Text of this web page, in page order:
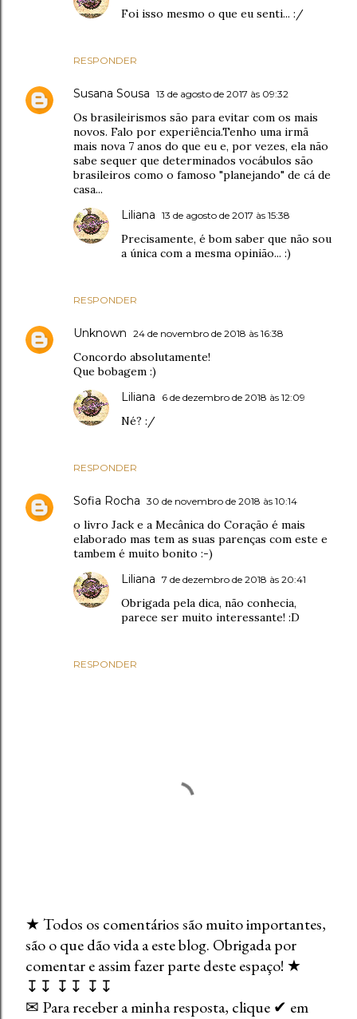
RESPONDER
Foi isso mesmo o que eu senti... :/
Susana Sousa 13 de agosto de 2017 às 09:32
Os brasileirismos são para evitar com os mais
novos. Falo por experiência.Tenho uma irmã
mais nova 7 anos do que eu e, por vezes, ela não
sabe sequer que determinados vocábulos são
brasileiros como o famoso "planejando" de cá de
casa...
RESPONDER
Liliana 13 de agosto de 2017 às 15:38
Precisamente, é bom saber que não sou
a única com a mesma opinião... :)
Unknown 24 de novembro de 2018 às 16:38
Concordo absolutamente!
Que bobagem :)
RESPONDER
Liliana 6 de dezembro de 2018 às 12:09
Né? :/
Sofia Rocha 30 de novembro de 2018 às 10:14
o livro Jack e a Mecânica do Coração é mais
elaborado mas tem as suas parenças com este e
tambem é muito bonito :-)
RESPONDER
Liliana 7 de dezembro de 2018 às 20:41
Obrigada pela dica, não conhecia,
parece ser muito interessante! :D
E
n
v
i
★ Todos os comentários são muito importantes,
são o que dão vida a este blog. Obrigada por
comentar e assim fazer parte deste espaço! ★
↧↧ ↧↧ ↧↧
✉ Para receber a minha resposta, clique ✔ em